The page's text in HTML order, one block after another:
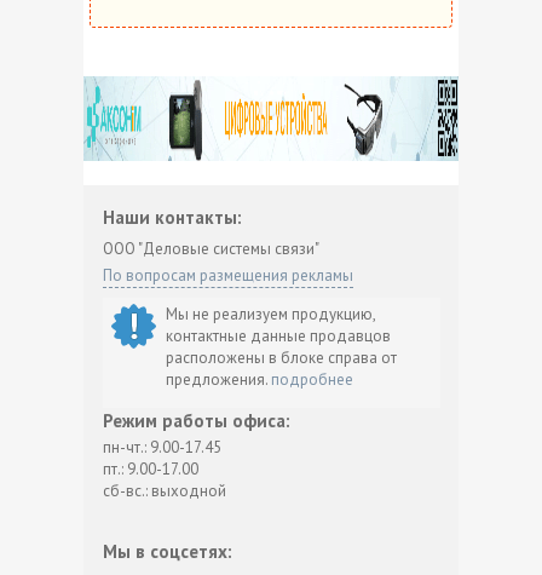
Наши контакты:
ООО "Деловые системы связи"
По вопросам размещения рекламы
Мы не реализуем продукцию,
контактные данные продавцов
расположены в блоке справа от
предложения. подробнее
Режим работы офиса:
пн-чт.: 9.00-17.45
пт.: 9.00-17.00
сб-вс.: выходной
Мы в соцсетях: